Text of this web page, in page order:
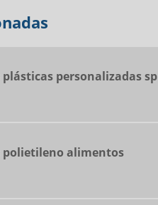
plásticas personalizadas sp
polietileno alimentos